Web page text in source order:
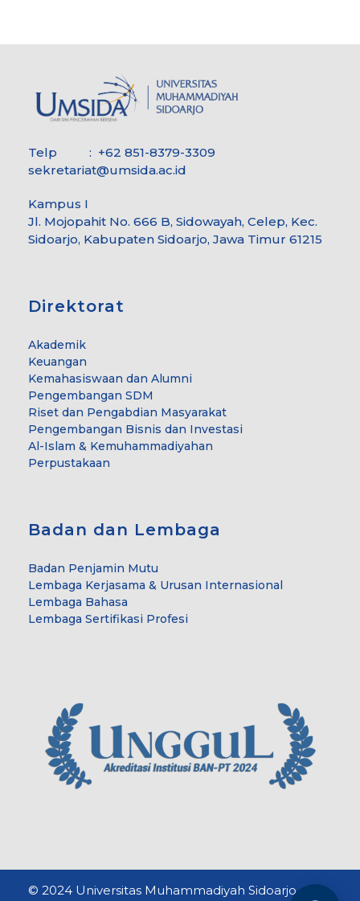
Telp : +62 851-8379-3309
sekretariat@umsida.ac.id
Kampus I
Jl. Mojopahit No. 666 B, Sidowayah, Celep, Kec.
Sidoarjo, Kabupaten Sidoarjo, Jawa Timur 61215
Direktorat
Akademik
Keuangan
Kemahasiswaan dan Alumni
Pengembangan SDM
Riset dan Pengabdian Masyarakat
Pengembangan Bisnis dan Investasi
Al-Islam & Kemuhammadiyahan
Perpustakaan
Badan dan Lembaga
Badan Penjamin Mutu
Lembaga Kerjasama & Urusan Internasional
Lembaga Bahasa
Lembaga Sertifikasi Profesi
© 2024 Universitas Muhammadiyah Sidoarjo. All